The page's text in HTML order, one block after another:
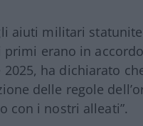
aiuti militari
erano in
ha dichiarato
delle regole
con i nostri alleati”.